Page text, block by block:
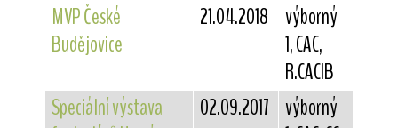
MVP České
Budějovice
21.04.2018
výborný
1, CAC,
R.CACIB
Speciální výstava
02.09.2017 výborný